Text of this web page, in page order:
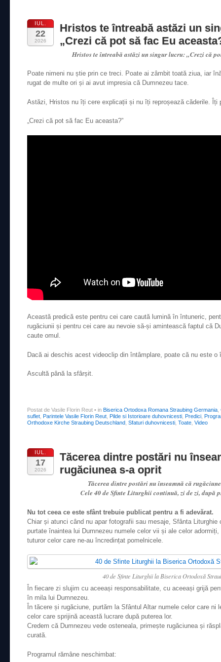
IUL.
22
2026
Hristos te întreabă astăzi un
„Crezi că pot să fac Eu
Hristos te întreabă astăzi un singur lucru: „Crezi că
Poate nimeni nu știe prin ce treci. Poate ai zâmbit toată ziua, iar
rugat de multe ori și ai avut impresia că Dumnezeu tace.
Astăzi, Hristos nu îți cere explicații și nu îți reproșează căderile. Îți
„Crezi că pot să fac Eu aceasta?”
Această predică este pentru cei care caută lumină în întuneric,
rugăciunii și pentru cei care au nevoie să-și amintească faptul că
caute omul.
Dacă ai deschis acest videoclip din întâmplare, poate că nu este o
Ascultă până la sfârșit.
Postat de Vasile Florin Reut • in Biserica Ortodoxa Romana Straubing Germania,
suflet, Parintele Vasile Florin Reut, Pilde si Istorioare duhovnicesti, Predici,
Orthodoxe Kirche Straubing Deutschland, Sfaturi duhovnicesti, Toate, Video
IUL.
17
2026
Tăcerea dintre postări nu
rugăciunea s-a oprit
Tăcerea dintre postări nu înseamnă că
Cele 40 de Sfinte Liturghii continuă, zi de zi, după
Nu tot ceea ce este sfânt trebuie publicat pentru a fi adevărat.
Chiar și atunci când nu apar fotografii sau mesaje, Sfânta
purtate înaintea lui Dumnezeu numele celor vii și ale celor
tuturor celor care ne-au încredințat pomelnicele.
40 de Sfinte Liturghii la Biserica Ortodoxă
În fiecare zi slujim cu aceeași responsabilitate, cu aceeași grijă
în mila lui Dumnezeu.
În tăcere și rugăciune, purtăm la Sfântul Altar numele celor care
celor care sprijină această lucrare după puterea lor.
Credem că Dumnezeu vede osteneala, primește rugăciunea și
curată.
Programul rămâne neschimbat: